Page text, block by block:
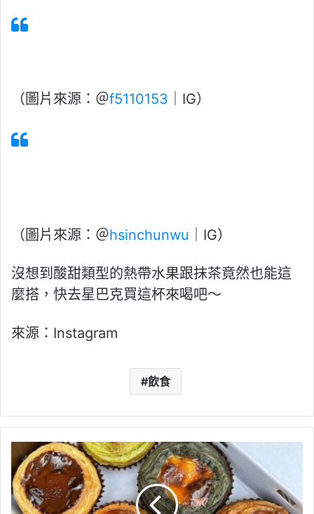
（圖片來源：＠f5110153 ｜IG）
（圖片來源：＠hsinchunwu ｜IG）
沒想到酸甜類型的熱帶水果跟抹茶竟然也能這
麼搭，快去星巴克買這杯來喝吧～
來源：Instagram
飲食